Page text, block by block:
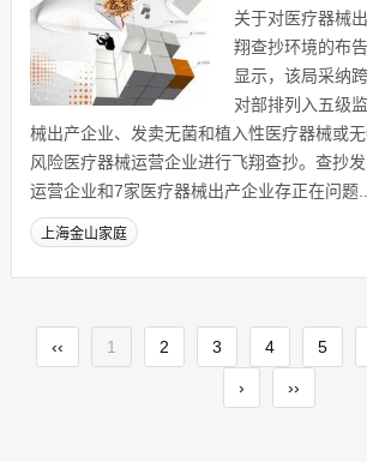
关于对医疗器械
翔查抄环境的布
显示，该局采纳
对部排列入五级
械出产企业、发卖无菌和植入性医疗器械或
风险医疗器械运营企业进行飞翔查抄。查抄
运营企业和7家医疗器械出产企业存正在问题...
上海金山家庭
‹‹ 1 2 3 4 5
› ››